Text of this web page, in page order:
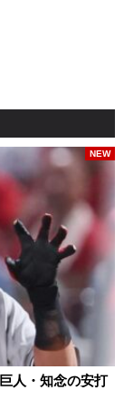
人・知念の安打
NEW